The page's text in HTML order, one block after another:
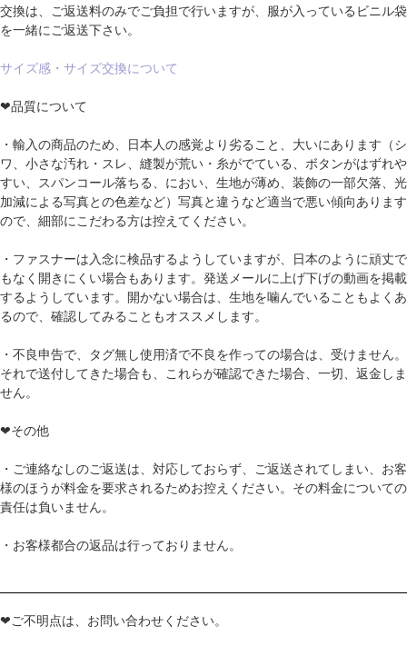
交換は、ご返送料のみでご負担で行いますが、服が入っているビニル袋
を一緒にご返送下さい。
サイズ感・サイズ交換について
❤品質について
・輸入の商品のため、日本人の感覚より劣ること、大いにあります（シ
ワ、小さな汚れ・スレ、縫製が荒い・糸がでている、ボタンがはずれや
すい、スパンコール落ちる、におい、生地が薄め、装飾の一部欠落、光
加減による写真との色差など）写真と違うなど適当で悪い傾向あります
ので、細部にこだわる方は控えてください。
・ファスナーは入念に検品するようしていますが、日本のように頑丈で
もなく開きにくい場合もあります。発送メールに上げ下げの動画を掲載
するようしています。開かない場合は、生地を噛んでいることもよくあ
るので、確認してみることもオススメします。
・不良申告で、タグ無し使用済で不良を作っての場合は、受けません。
それで送付してきた場合も、これらが確認できた場合、一切、返金しま
せん。
❤その他
・ご連絡なしのご返送は、対応しておらず、ご返送されてしまい、お客
様のほうが料金を要求されるためお控えください。その料金についての
責任は負いません。
・お客様都合の返品は行っておりません。
❤ご不明点は、お問い合わせください。